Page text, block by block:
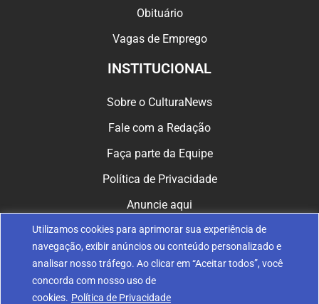
Utilizamos cookies para aprimorar sua experiência de
navegação, exibir anúncios ou conteúdo personalizado e
analisar nosso tráfego. Ao clicar em “Aceitar todos”, você
concorda com nosso uso de
cookies. Política de Privacidade
Obituário
Vagas de Emprego
INSTITUCIONAL
Sobre o CulturaNews
Fale com a Redação
Faça parte da Equipe
Política de Privacidade
Anuncie aqui
CULTURA NAS REDES